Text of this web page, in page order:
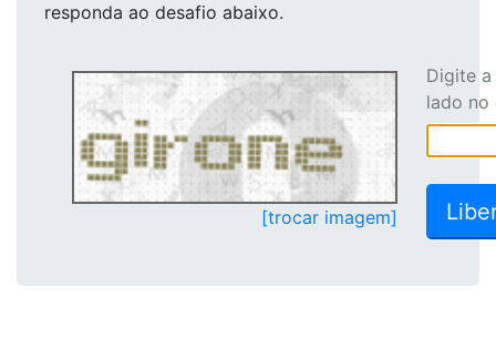
responda ao desafio abaixo.
[trocar imagem]
Digite
lado no